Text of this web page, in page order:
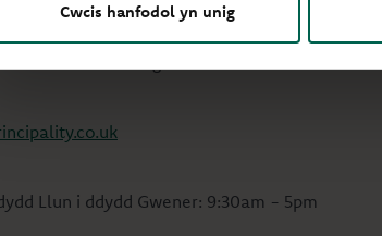
Cwcis hanfodol yn unig
morgais, wedi methu ad-daliad morgais,
wedi’i deilwra ar gael.
Llun i ddydd Gwener: 9:30am - 5pm